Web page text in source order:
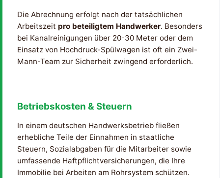
Die Abrechnung erfolgt nach der tatsächlichen
Arbeitszeit pro beteiligtem Handwerker. Besonders
bei Kanalreinigungen über 20-30 Meter oder dem
Einsatz von Hochdruck-Spülwagen ist oft ein Zwei-
Mann-Team zur Sicherheit zwingend erforderlich.
Betriebskosten & Steuern
In einem deutschen Handwerksbetrieb fließen
erhebliche Teile der Einnahmen in staatliche
Steuern, Sozialabgaben für die Mitarbeiter sowie
umfassende Haftpflichtversicherungen, die Ihre
Immobilie bei Arbeiten am Rohrsystem schützen.